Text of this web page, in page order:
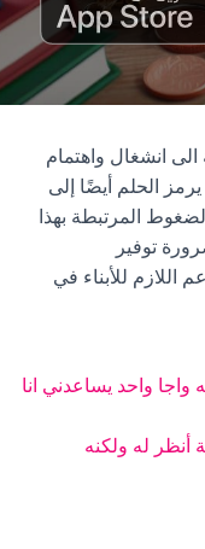
انشغال واهتمام
الحلم أيضًا إلى
المرتبطة بهذا
توفير
اللازم للأبناء في
واحد يساعدني انا
له ولكنه